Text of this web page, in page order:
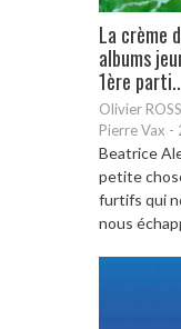
La crème
albums
1ère
Olivier
Pierre Vax -
Beatrice
petite
furtifs qui
nous